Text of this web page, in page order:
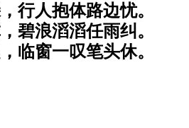
行人抱体路边忧。
碧浪滔滔任雨纠。
临窗一叹笔头休。